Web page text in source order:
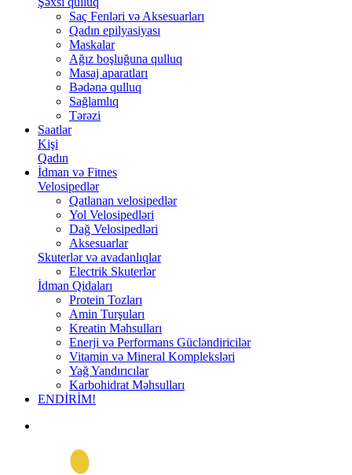
Saç Fenləri və Aksesuarları
Qadın epilyasiyası
Maskalar
Ağız boşluğuna qulluq
Masaj aparatları
Bədənə qulluq
Sağlamlıq
Tərəzi
Saatlar
Kişi
Qadın
İdman və Fitnes
Velosipedlər
Qatlanan velosipedlər
Yol Velosipedləri
Dağ Velosipedləri
Aksesuarlar
Skuterlər və avadanlıqlar
Electrik Skuterlər
İdman Qidaları
Protein Tozları
Amin Turşuları
Kreatin Məhsulları
Enerji və Performans Gücləndiricilər
Vitamin və Mineral Kompleksləri
Yağ Yandırıcılar
Karbohidrat Məhsulları
ENDİRİM!